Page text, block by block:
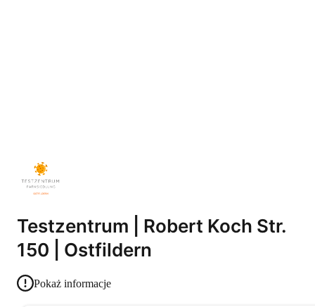
Testzentrum | Robert Koch Str.
150 | Ostfildern
Pokaż informacje